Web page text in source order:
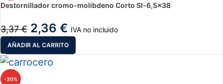
Destornillador cromo-molibdeno Corto Sl-6,5×38
3,37€ 2,36 € IVA no incluido
AÑADIR AL CARRITO
-30%